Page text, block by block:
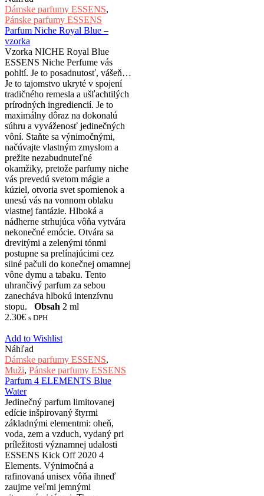
Dámske parfumy ESSENS,
Pánske parfumy ESSENS
Parfum Niche Royal Blue –
vzorka
Vzorka NICHE Royal Blue
ESSENS Niche Perfume vás
pohltí. Je to posadnutosť, vášeň…
Je to tajomstvo ukryté v spojení
tradičného remesla a ušľachtilých
prírodných ingrediencií. Je to
maximálny dôraz na dokonalú
súhru a vyváženosť jedinečných
vôní. Staňte sa výnimočnými,
načúvajte vlastným zmyslom a
prežite nezabudnuteľné
okamžiky, pretože parfumy niche
vás prevedú svetom mágie a
kúziel, otvoria svet spomienok a
unesú vás na vonnom oblaku
vlastnej fantázie. Hlboká a
nádherne strhujúca vôňa vytvára
nekonečné emócie. Otvára sa
drevitými a zelenými tónmi
postupne sa prelínajúcimi cez
silné pačuli do konečnej omamnej
vône dymu a tabaku. Tento
uhrančivý parfum za sebou
zanecháva hlbokú intenzívnu
stopu. Obsah 2 ml
2.30€ s DPH
Add to Wishlist
Náhľad
Dámske parfumy ESSENS,
Muži, Pánske parfumy ESSENS
Parfum 4 ELEMENTS Blue
Water
Jedinečný parfum limitovanej
edície inšpirovaný štyrmi
základnými elementmi: oheň,
voda, zem a vzduch, vydaný pri
príležitosti významnej udalosti
ESSENS Kick Off 2020 4
Elements. Výnimočná a
rafinovaná unisex vôňa ihneď
zaujme veľmi jemnými